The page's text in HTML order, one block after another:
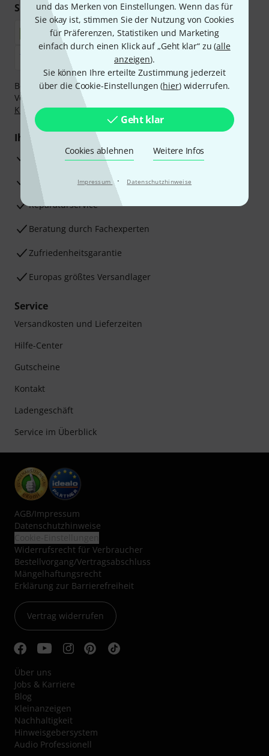
und das Merken von Einstellungen. Wenn das für
Sie okay ist, stimmen Sie der Nutzung von Cookies
für Präferenzen, Statistiken und Marketing
einfach durch einen Klick auf „Geht klar“ zu (alle
anzeigen).
Sie können Ihre erteilte Zustimmung jederzeit
über die Cookie-Einstellungen (hier) widerrufen.
Geht klar
Cookies ablehnen Weitere Infos
Impressum · Datenschutzhinweise
Sicher einkaufen & bezahlen
Bezahlen Sie vertraulich und sicher per Nachnahme,
Vorkasse, PayPal, Amazon Pay,
Klarna Ratenzahlungoder Kreditkarte.
Ihre Vorteile
3 Jahre Thomann Garantie
30 Tage Money-Back-Garantie
Reparaturservice
Beratung durch Fachexperten
Zufriedenheitsgarantie
Europas größtes Versandlager
Service
Versandkosten und Lieferzeiten
Hilfe-Center
Gutscheine
Kontakt
Ladengeschäft
Service im Überblick
AGB/Impressum
Datenschutzhinweise
Widerrufsrecht für Verbraucher
Bestellvorgang/Vertragsabschluss
Mängelhaftungsrecht
Erklärung zur Barrierefreiheit
Vertrag widerrufen
Über uns
Jobs & Karriere
Blog
Kleinanzeigen
Nachhaltigkeit
Hinweisgebersystem
Audio Professionell